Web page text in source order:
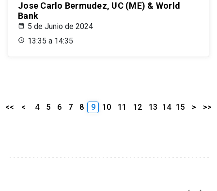
Jose Carlo Bermudez, UC (ME) & World
Bank
5 de Junio de 2024
13:35 a 14:35
<< < 4 5 6 7 8 9 10 11 12 13 14 15 > >>